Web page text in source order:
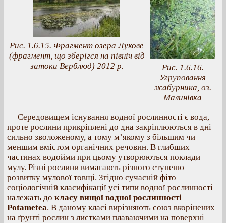
Рис. 1.6.15. Фрагмент озера Лукове
(фрагмент, що зберігся на північ від
затоки Верблюд) 2012 р.
Рис. 1.6.16.
Угруповання
жабурника, оз.
Малинівка
Середовищем існування водної рослинності є вода,
проте рослини прикріплені до дна закріплюються в дні
сильно зволоженому, а тому м’якому з більшим чи
меншим вмістом органічних речовин. В глибших
частинах водойми при цьому утворюються поклади
мулу. Різні рослини вимагають різного ступеню
розвитку мулової товщі. Згідно сучасній фіто
соціологічній класифікації усі типи водної рослинності
належать до класу вищої водної рослинності
Potametea. В даному класі вирізняють союз вкорінених
на ґрунті рослин з листками плаваючими на поверхні